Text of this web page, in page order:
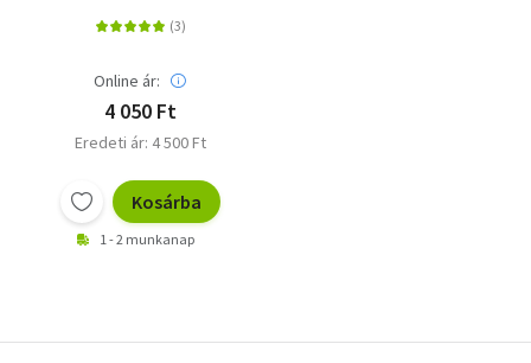
Online ár:
4 050 Ft
Eredeti ár: 4 500 Ft
Kosárba
1 - 2 munkanap